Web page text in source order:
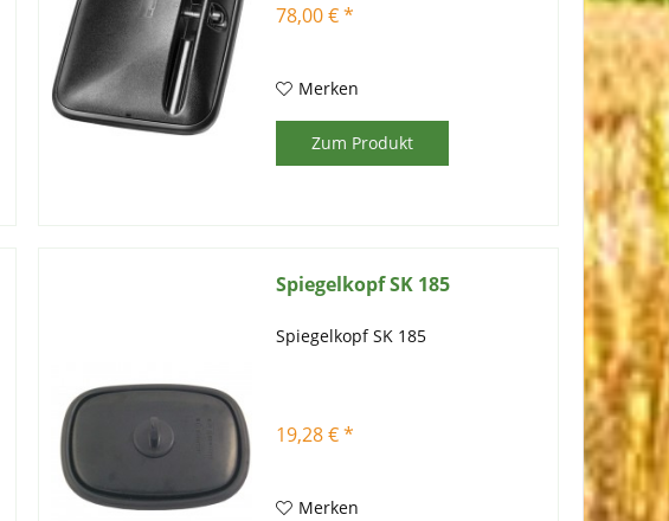
Klemmhalter für Spiegelstange-
Kunststoffgehäuse...
78,00 € *
Merken
Zum Produkt
Spiegelkopf SK 185
Spiegelkopf SK 185
19,28 € *
Merken